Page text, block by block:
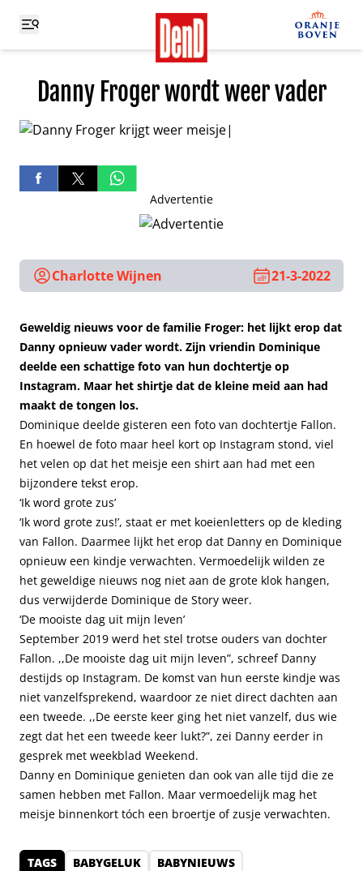
Danny Froger wordt weer vader
Advertentie
Charlotte Wijnen 21-3-2022
Geweldig nieuws voor de familie Froger: het lijkt erop dat
Danny opnieuw vader wordt. Zijn vriendin Dominique
deelde een schattige foto van hun dochtertje op
Instagram. Maar het shirtje dat de kleine meid aan had
maakt de tongen los.
Dominique deelde gisteren een foto van dochtertje Fallon.
En hoewel de foto maar heel kort op Instagram stond, viel
het velen op dat het meisje een shirt aan had met een
bijzondere tekst erop.
‘Ik word grote zus’
‘Ik word grote zus!’, staat er met koeienletters op de kleding
van Fallon. Daarmee lijkt het erop dat Danny en Dominique
opnieuw een kindje verwachten. Vermoedelijk wilden ze
het geweldige nieuws nog niet aan de grote klok hangen,
dus verwijderde Dominique de Story weer.
‘De mooiste dag uit mijn leven’
September 2019 werd het stel trotse ouders van dochter
Fallon. ,,De mooiste dag uit mijn leven”, schreef Danny
destijds op Instagram. De komst van hun eerste kindje was
niet vanzelfsprekend, waardoor ze niet direct dachten aan
een tweede. ,,De eerste keer ging het niet vanzelf, dus wie
zegt dat het een tweede keer lukt?”, zei Danny eerder in
gesprek met weekblad Weekend.
Danny en Dominique genieten dan ook van alle tijd die ze
samen hebben met Fallon. Maar vermoedelijk mag het
meisje binnenkort tóch een broertje of zusje verwachten.
TAGS BABYGELUK
BABYNIEUWS